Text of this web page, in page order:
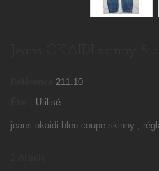
211.10
Utilisé
jeans okaidi bleu coupe skinny ,